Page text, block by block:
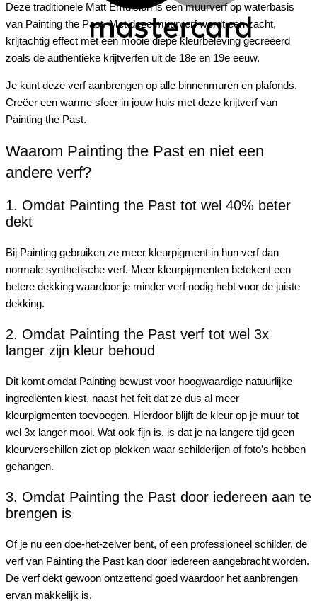
Deze traditionele Matt Emulsion is een muurverf op waterbasis
van Painting the Past. Met deze muurverf wordt een zacht,
krijtachtig effect met een mooie diepe kleurbeleving gecreëerd
zoals de authentieke krijtverfen uit de 18e en 19e eeuw.
Je kunt deze verf aanbrengen op alle binnenmuren en plafonds.
Creëer een warme sfeer in jouw huis met deze krijtverf van
Painting the Past.
Waarom Painting the Past en niet een
andere verf?
1. Omdat Painting the Past tot wel 40% beter
dekt
Bij Painting gebruiken ze meer kleurpigment in hun verf dan
normale synthetische verf. Meer kleurpigmenten betekent een
betere dekking waardoor je minder verf nodig hebt voor de juiste
dekking.
2. Omdat Painting the Past verf tot wel 3x
langer zijn kleur behoud
Dit komt omdat Painting bewust voor hoogwaardige natuurlijke
ingrediënten kiest, naast het feit dat ze dus al meer
kleurpigmenten toevoegen. Hierdoor blijft de kleur op je muur tot
wel 3x langer mooi. Wat ook fijn is, is dat je na langere tijd geen
kleurverschillen ziet op plekken waar schilderijen of foto’s hebben
gehangen.
3. Omdat Painting the Past door iedereen aan te
brengen is
Of je nu een doe-het-zelver bent, of een professioneel schilder, de
verf van Painting the Past kan door iedereen aangebracht worden.
De verf dekt gewoon ontzettend goed waardoor het aanbrengen
ervan makkelijk is.